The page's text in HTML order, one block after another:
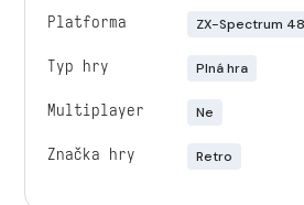
Platforma ZX-Spectrum
Typ hry Plná hra
Multiplayer Ne
Značka hry Retro